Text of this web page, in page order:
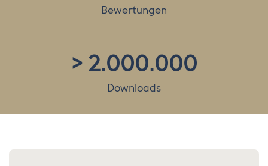
Bewertungen
> 2.000.000
Downloads